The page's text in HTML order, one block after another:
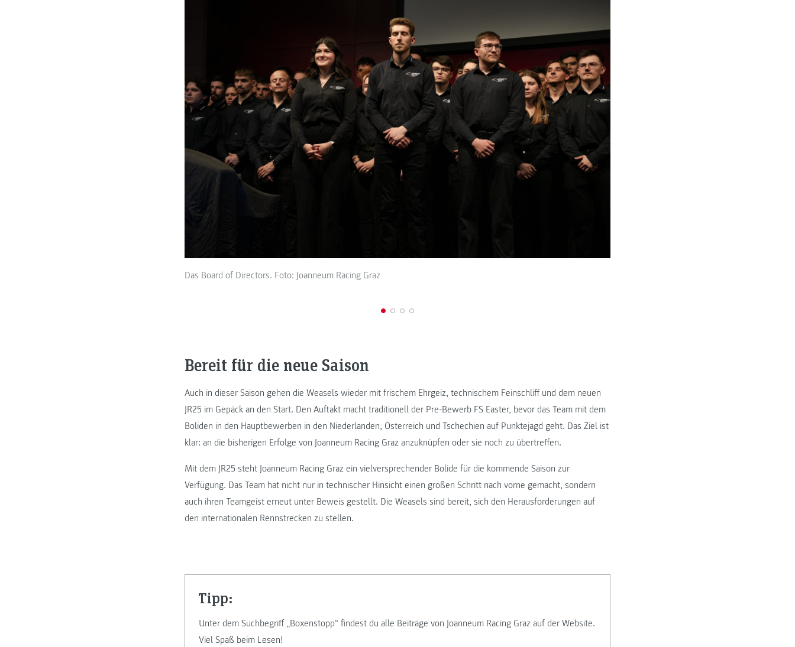
Das Board of Directors. Foto: Joanneum Racing Graz
Bereit für die neue Saison
Auch in dieser Saison gehen die Weasels wieder mit frischem Ehrgeiz, technischem Feinschliff und dem neuen
JR25 im Gepäck an den Start. Den Auftakt macht traditionell der Pre-Bewerb FS Easter, bevor das Team mit dem
Boliden in den Hauptbewerben in den Niederlanden, Österreich und Tschechien auf Punktejagd geht. Das Ziel ist
klar: an die bisherigen Erfolge von Joanneum Racing Graz anzuknüpfen oder sie noch zu übertreffen.
Mit dem JR25 steht Joanneum Racing Graz ein vielversprechender Bolide für die kommende Saison zur
Verfügung. Das Team hat nicht nur in technischer Hinsicht einen großen Schritt nach vorne gemacht, sondern
auch ihren Teamgeist erneut unter Beweis gestellt. Die Weasels sind bereit, sich den Herausforderungen auf
den internationalen Rennstrecken zu stellen.
Tipp:
Unter dem Suchbegriff „Boxenstopp“ findest du alle Beiträge von Joanneum Racing Graz auf der Website.
Viel Spaß beim Lesen!